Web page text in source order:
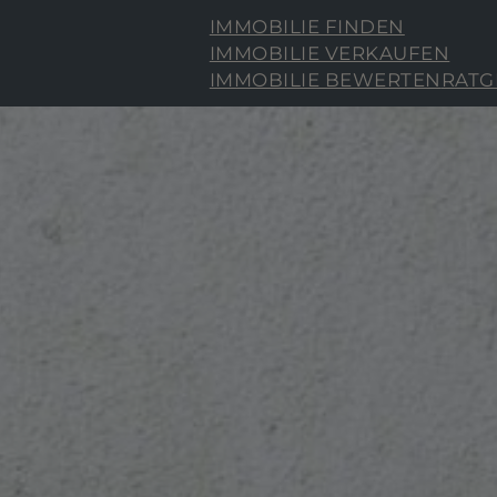
IMMOBILIE FINDEN
IMMOBILIE VERKAUFEN
IMMOBILIE BEWERTEN